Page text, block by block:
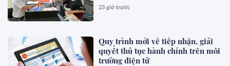
23 giờ trước
Quy trình mới về tiếp nhận, giải
quyết thủ tục hành chính trên môi
trường điện tử